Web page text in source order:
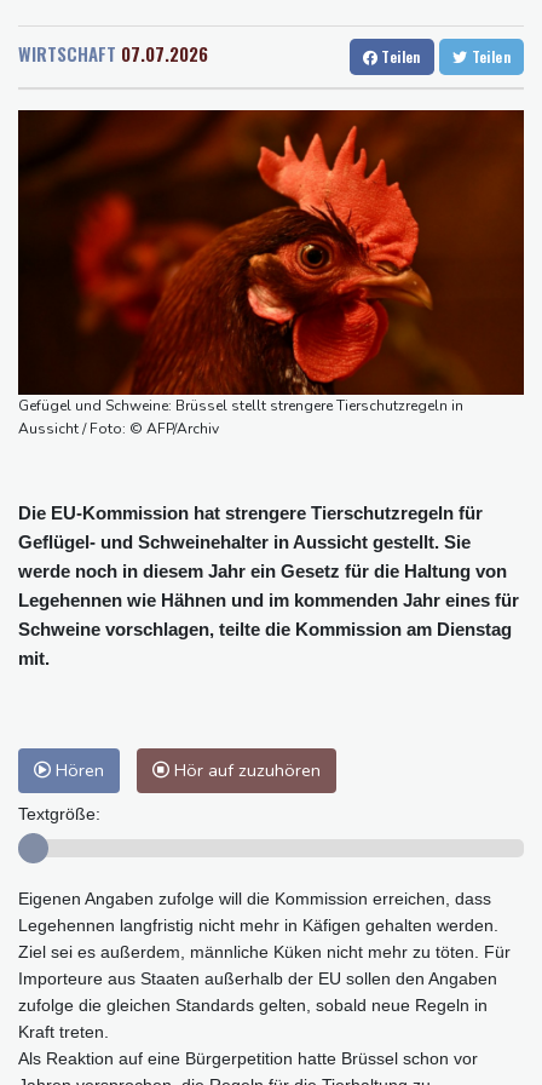
Dresden
21 °C Wien
27 °C
Baden-Baden
14 °C
Extremes Niedrigwasser: Verkehrsminister Bilger lädt zu
Bundesgerichtshof urteilt über Mann wegen Kriegsverbrechen in
syrischem Bürgerkrieg
Urteil in Prozess um tödlichen Autoanschlag auf Verdi-
Demonstration in München
Vorwurf der Preisabsprache: Drei US-Produzenten müssen 53
Millionen Eier spenden
Investoren-Affäre: Fifa-Spitze stellt sich "uneingeschränkt" hinter
Steinmeier-Nachfolge: Özdemir spricht sich für eine Frau aus
WIRTSCHAFT 07.07.2026 Teilen Teilen
Gefügel und Schweine: Brüssel stellt strengere Tierschutzregeln in
Aussicht / Foto: © AFP/Archiv
Die EU-Kommission hat strengere Tierschutzregeln für
Geflügel- und Schweinehalter in Aussicht gestellt. Sie
werde noch in diesem Jahr ein Gesetz für die Haltung von
Legehennen wie Hähnen und im kommenden Jahr eines für
Schweine vorschlagen, teilte die Kommission am Dienstag
mit.
Hören Hör auf zuzuhören
Textgröße:
Eigenen Angaben zufolge will die Kommission erreichen, dass
Legehennen langfristig nicht mehr in Käfigen gehalten werden.
Ziel sei es außerdem, männliche Küken nicht mehr zu töten. Für
Importeure aus Staaten außerhalb der EU sollen den Angaben
zufolge die gleichen Standards gelten, sobald neue Regeln in
Kraft treten.
Als Reaktion auf eine Bürgerpetition hatte Brüssel schon vor